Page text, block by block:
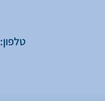
טלפון: 053-888-12-38